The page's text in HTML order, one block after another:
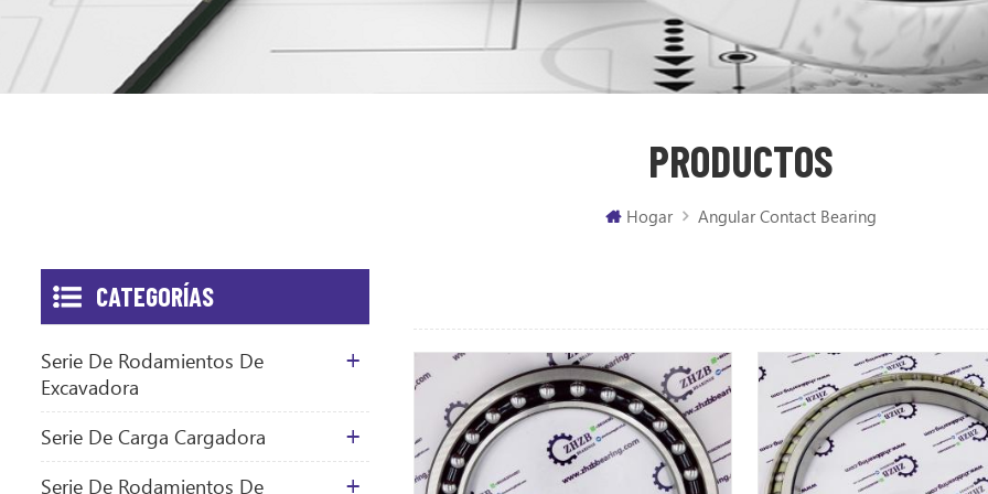
PRODUCTOS
Hogar Angular Contact Bearing
CATEGORÍAS
Serie De Rodamientos De
Excavadora
Serie De Carga Cargadora
Serie De Rodamientos De